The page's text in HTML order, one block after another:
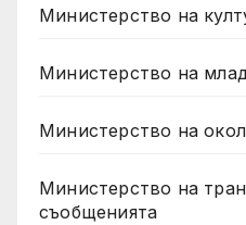
Министерство на
Министерство на
Министерство на
Министерство на
съобщенията